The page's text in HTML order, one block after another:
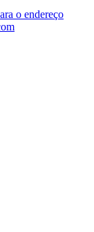
o endereço